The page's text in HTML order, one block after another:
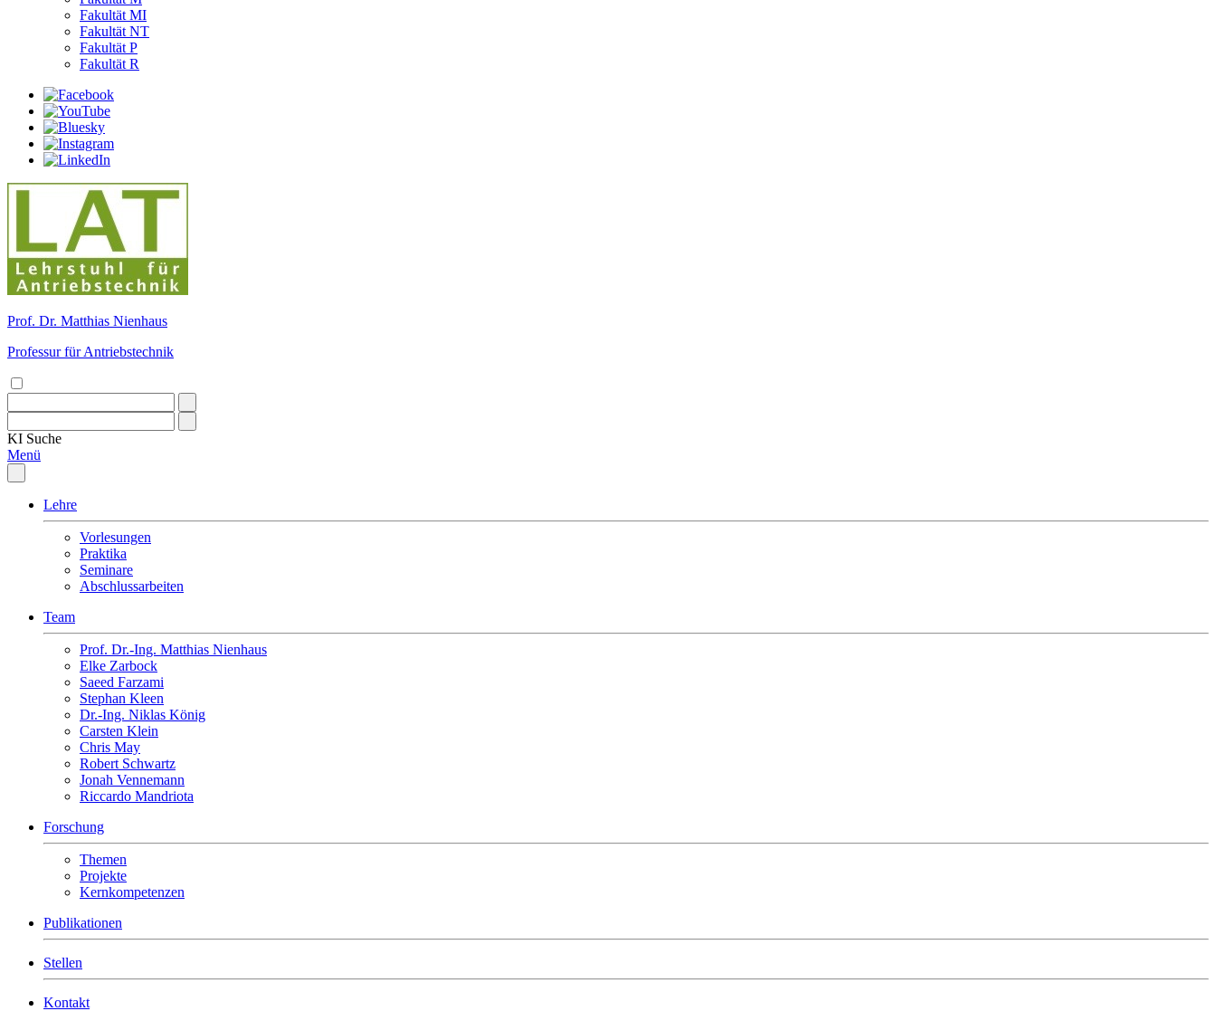
Fakultät MI
Fakultät NT
Fakultät P
Fakultät R
Prof. Dr. Matthias Nienhaus
Professur für Antriebstechnik
KI Suche
Menü
Lehre
Vorlesungen
Praktika
Seminare
Abschlussarbeiten
Team
Prof. Dr.-Ing. Matthias Nienhaus
Elke Zarbock
Saeed Farzami
Stephan Kleen
Dr.-Ing. Niklas König
Carsten Klein
Chris May
Robert Schwartz
Jonah Vennemann
Riccardo Mandriota
Forschung
Themen
Projekte
Kernkompetenzen
Publikationen
Stellen
Kontakt